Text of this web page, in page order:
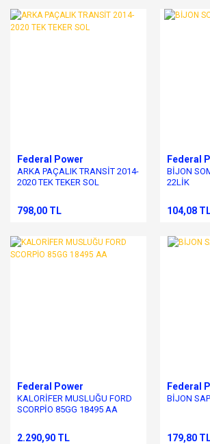
Federal Power
ARKA PAÇALIK TRANSİT 2014-
2020 TEK TEKER SOL
798,00 TL
Federal
BİJON
22LİK
104,08
Federal Power
KALORİFER MUSLUĞU FORD
SCORPİO 85GG 18495 AA
2.290,90 TL
Federal
BİJON
179,80